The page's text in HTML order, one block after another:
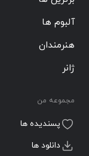
آلبوم ها
هنرمندان
ژانر
مجموعه من
پسندیده ها
دانلود ها